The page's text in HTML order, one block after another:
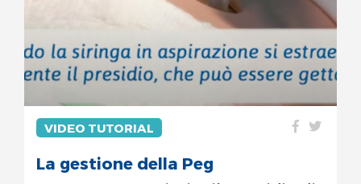
VIDEO TUTORIAL
La gestione della Peg